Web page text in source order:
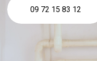
09 72 15 83 12